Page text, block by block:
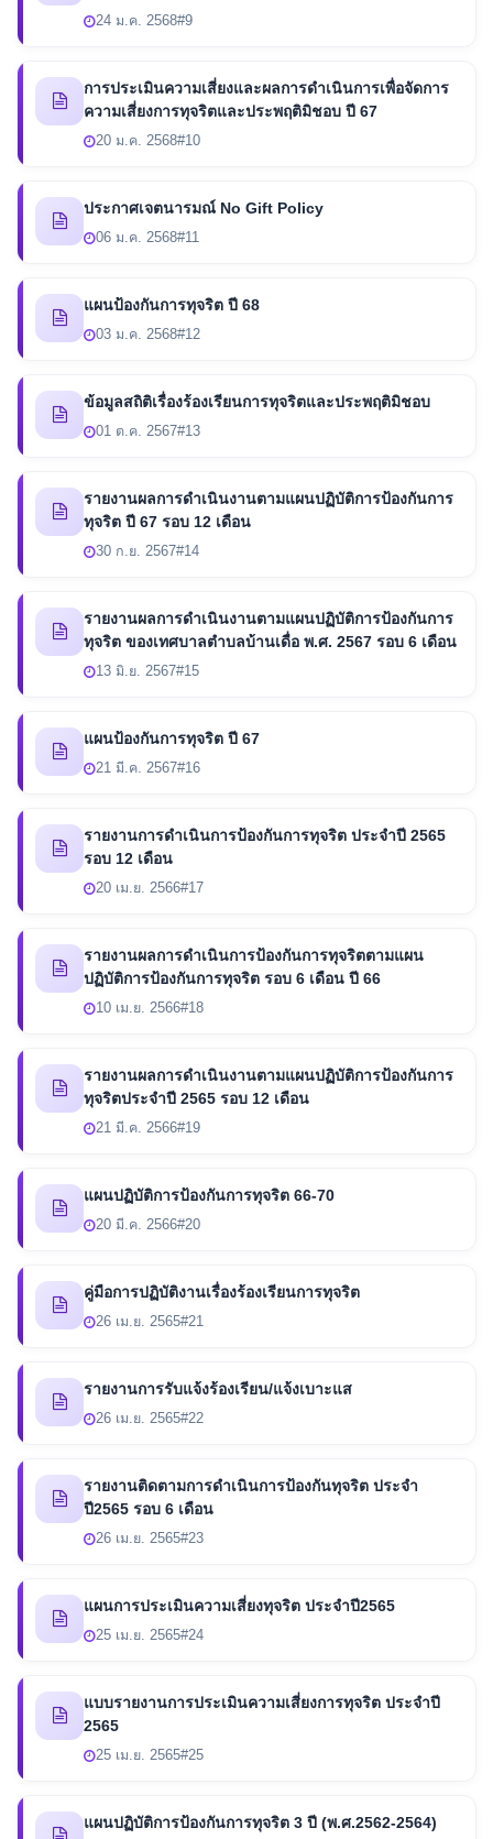
24 ม.ค. 2568#9
การประเมินความเสี่ยงและผลการดำเนินการเพื่อจัดการ
ความเสี่ยงการทุจริตและประพฤติมิชอบ ปี 67
20 ม.ค. 2568#10
ประกาศเจตนารมณ์ No Gift Policy
06 ม.ค. 2568#11
แผนป้องกันการทุจริต ปี 68
03 ม.ค. 2568#12
ข้อมูลสถิติเรื่องร้องเรียนการทุจริตและประพฤติมิชอบ
01 ต.ค. 2567#13
รายงานผลการดำเนินงานตามแผนปฏิบัติการป้องกันการ
ทุจริต ปี 67 รอบ 12 เดือน
30 ก.ย. 2567#14
รายงานผลการดำเนินงานตามแผนปฏิบัติการป้องกันการ
ทุจริต ของเทศบาลตำบลบ้านเดื่อ พ.ศ. 2567 รอบ 6 เดือน
13 มิ.ย. 2567#15
แผนป้องกันการทุจริต ปี 67
21 มี.ค. 2567#16
รายงานการดำเนินการป้องกันการทุจริต ประจำปี 2565
รอบ 12 เดือน
20 เม.ย. 2566#17
รายงานผลการดำเนินการป้องกันการทุจริตตามแผน
ปฏิบัติการป้องกันการทุจริต รอบ 6 เดือน ปี 66
10 เม.ย. 2566#18
รายงานผลการดำเนินงานตามแผนปฏิบัติการป้องกันการ
ทุจริตประจำปี 2565 รอบ 12 เดือน
21 มี.ค. 2566#19
แผนปฏิบัติการป้องกันการทุจริต 66-70
20 มี.ค. 2566#20
คู่มือการปฏิบัติงานเรื่องร้องเรียนการทุจริต
26 เม.ย. 2565#21
รายงานการรับแจ้งร้องเรียน/แจ้งเบาะแส
26 เม.ย. 2565#22
รายงานติดตามการดำเนินการป้องกันทุจริต ประจำ
ปี2565 รอบ 6 เดือน
26 เม.ย. 2565#23
แผนการประเมินความเสี่ยงทุจริต ประจำปี2565
25 เม.ย. 2565#24
แบบรายงานการประเมินความเสี่ยงการทุจริต ประจำปี
2565
25 เม.ย. 2565#25
แผนปฏิบัติการป้องกันการทุจริต 3 ปี (พ.ศ.2562-2564)